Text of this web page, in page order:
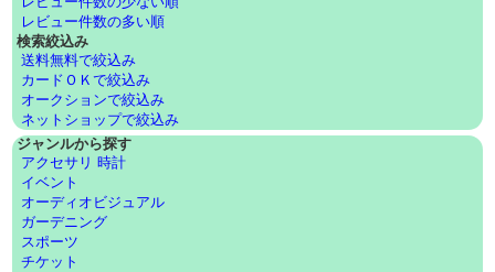
レビュー件数の多い順
検索絞込み
送料無料で絞込み
カードＯＫで絞込み
オークションで絞込み
ネットショップで絞込み
ジャンルから探す
アクセサリ 時計
イベント
オーディオビジュアル
ガーデニング
スポーツ
チケット